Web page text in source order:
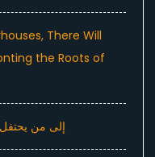
There Will
the Roots of
إلى من يحتفل